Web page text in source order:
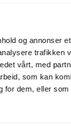
og annonser
trafikken
vårt, med
som kan
for dem, eller